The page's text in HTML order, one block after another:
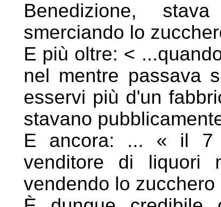
Benedizione,
smerciando lo
E più oltre: <
nel mentre passava
esservi più d'un
stavano
E ancora: ... « il 7
venditore di liquori
vendendo lo zucchero